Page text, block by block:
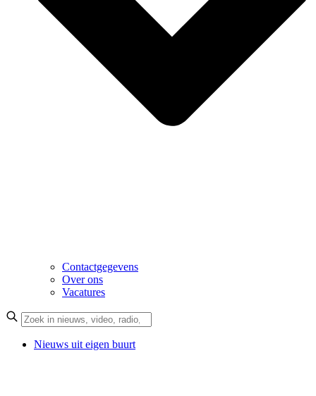
Contactgegevens
Over ons
Vacatures
Nieuws uit eigen buurt